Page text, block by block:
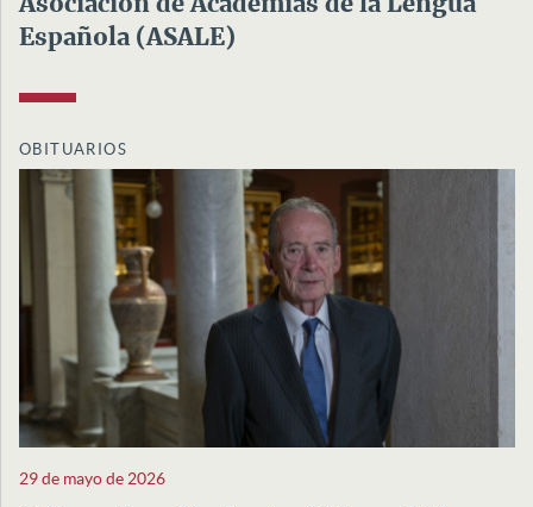
Española (ASALE)
OBITUARIOS
29 de mayo de 2026